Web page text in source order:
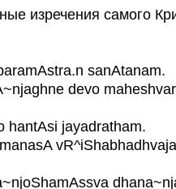
изречения самого
sanAtanam.
devo
hantAsi jayadratham.